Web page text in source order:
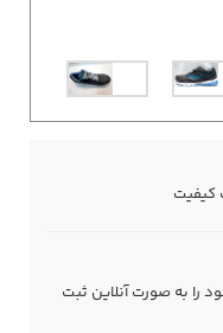
کیفیت
را به صورت آنلاین ثبت